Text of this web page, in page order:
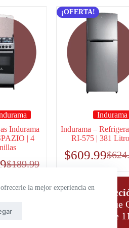
la mejor experiencia en
Indurama
| 4
$189.99
¡OFERTA!
Indurama
Indurama –
RI-575 | 381
$
$609.99
9:00 – 18:00
14:00
Daule